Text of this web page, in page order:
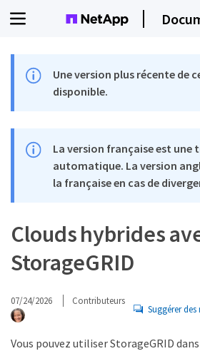
Une version plus récente de
disponible.
La version française est une
automatique. La version
la française en cas de
Clouds hybrides
StorageGRID
07/24/2026 Contributeurs
Suggérer
Vous pouvez utiliser StorageGRID